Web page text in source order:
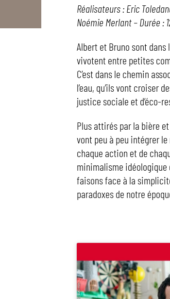
Réalisateurs : Eric
Noémie Merlant – Durée :
Albert et Bruno sont
vivotent entre petites
C’est dans le chemin
l’eau, qu’ils vont croiser
justice sociale et d’éco-
Plus attirés par la bière
vont peu à peu intégrer
chaque action et de
minimalisme idéologique
faisons face à la
paradoxes de notre